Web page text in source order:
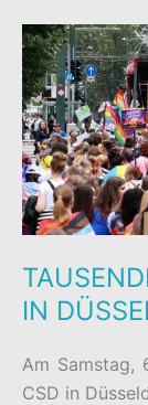
KÖ
GALERIE
IN
Am Samstag,
CSD in